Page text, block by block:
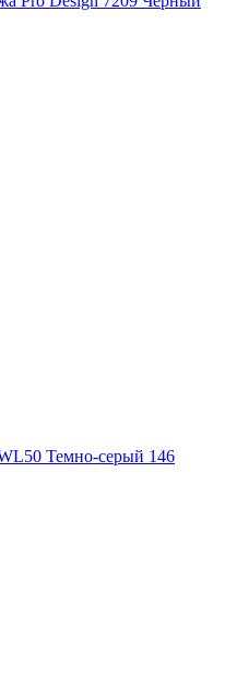
Темно-серый 146